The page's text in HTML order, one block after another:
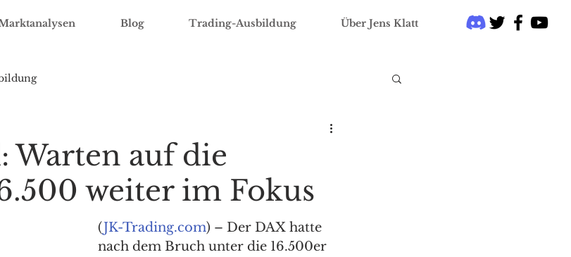
Blog Trading-Ausbildung Über Jens Klatt
Warten auf die
weiter im Fokus
(JK-Trading.com) – Der DAX hatte
nach dem Bruch unter die 16.500er